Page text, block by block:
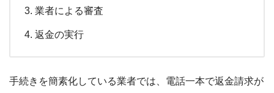
業者による審査
返金の実行
手続きを簡素化している業者では、電話一本で返金請求が